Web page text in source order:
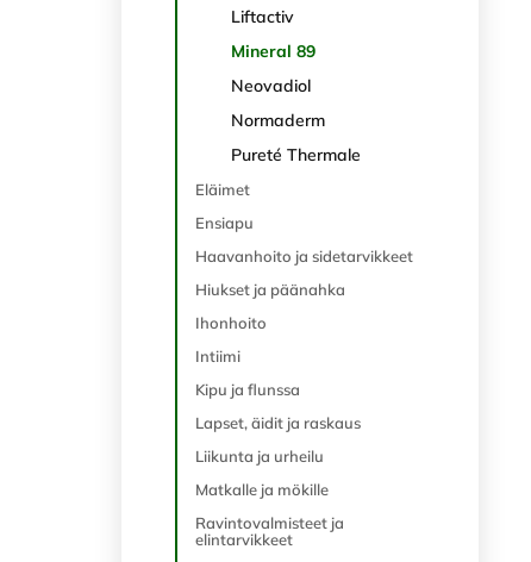
Liftactiv
Mineral 89
Neovadiol
Normaderm
Pureté Thermale
Eläimet
Ensiapu
Haavanhoito ja sidetarvikkeet
Hiukset ja päänahka
Ihonhoito
Intiimi
Kipu ja flunssa
Lapset, äidit ja raskaus
Liikunta ja urheilu
Matkalle ja mökille
Ravintovalmisteet ja
elintarvikkeet